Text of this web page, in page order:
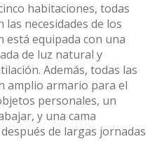
habitaciones, todas
necesidades de los
está equipada con una
de luz natural y
Además, todas las
amplio armario para el
personales, un
y una cama
de largas jornadas